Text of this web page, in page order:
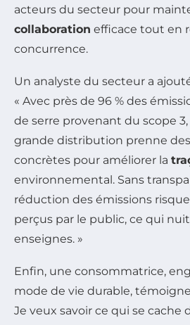
acteurs du secteur pour
collaboration efficace tout en
concurrence.
Un analyste du secteur a
« Avec près de 96 % des
de serre provenant du scope
grande distribution prenne
concrètes pour améliorer la
environnemental. Sans
réduction des émissions
perçus par le public, ce qui
enseignes. »
Enfin, une consommatrice,
mode de vie durable,
Je veux savoir ce qui se cache